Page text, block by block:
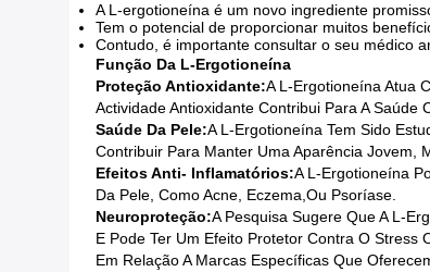
A L-ergotioneína é um novo ingrediente
Tem o potencial de proporcionar muitos
Contudo, é importante consultar o seu médico
Função Da L-Ergotioneína
Proteção Antioxidante:A L-Ergotioneína Atua
Actividade Antioxidante Contribui Para A
Saúde Da Pele:A L-Ergotioneína Tem Sido
Contribuir Para Manter Uma Aparência Jovem,
Efeitos Anti- Inflamatórios:A L-Ergotioneína
Da Pele, Como Acne, Eczema,ou Psoríase.
Neuroproteção:A Pesquisa Sugere Que A L-
E Pode Ter Um Efeito Protetor Contra O Stress
Em Relação A Marcas Específicas Que